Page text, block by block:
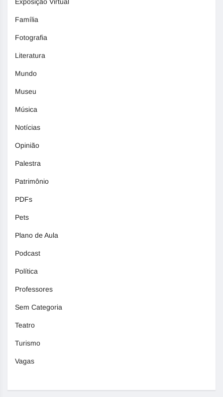
Família
Fotografia
Literatura
Mundo
Museu
Música
Notícias
Opinião
Palestra
Patrimônio
PDFs
Pets
Plano de Aula
Podcast
Política
Professores
Sem Categoria
Teatro
Turismo
Vagas